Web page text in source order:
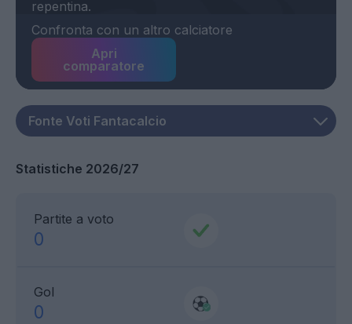
Confronta con un altro calciatore
Apri
comparatore
Statistiche 2026/27
Partite a voto
0
Gol
0